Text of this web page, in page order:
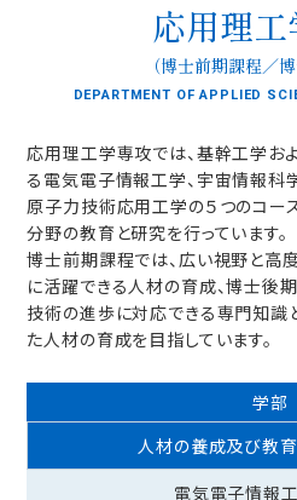
応用理
（博士前期課程／
DEPARTMENT OF APPLIED
応用理工学専攻では、基幹工学お
る電気電子情報工学、宇宙情報科
原子力技術応用工学の５つのコー
分野の教育と研究を行っています。
博士前期課程では、広い視野と高
に活躍できる人材の育成、博士後
技術の進歩に対応できる専門知識
た人材の育成を目指しています。
学部
人材の養成及び教
電気電子情報